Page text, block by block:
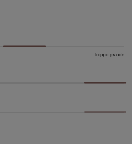
Troppo grande